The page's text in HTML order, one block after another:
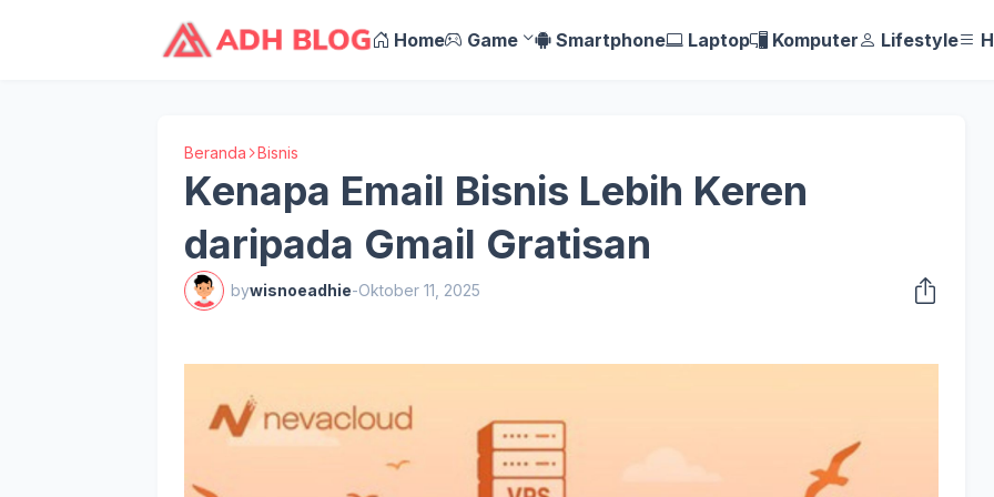
Home Game Smartphone Laptop Komputer Lifestyle
Beranda Bisnis
Kenapa Email Bisnis Lebih Keren
daripada Gmail Gratisan
bywisnoeadhie-Oktober 11, 2025